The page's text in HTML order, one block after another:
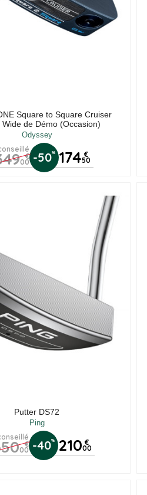
Square to Square Cruiser
Wide de Démo (Occasion)
Odyssey
€
00 -50% 174 €
50
Putter DS72
Ping
€
00 -40% 210 €
00